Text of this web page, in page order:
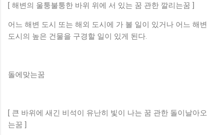
[ 해변의 울퉁불퉁한 바위 위에 서 있는 꿈 관한 깔리는꿈 ]
어느 해변 도시 또는 해외 도시에 가 볼 일이 있거나 어느 해변
도시의 높은 건물을 구경할 일이 있게 된다.
돌에맞는꿈
[ 큰 바위에 새긴 비석이 유난히 빛이 나는 꿈 관한 돌이날아오
는꿈 ]